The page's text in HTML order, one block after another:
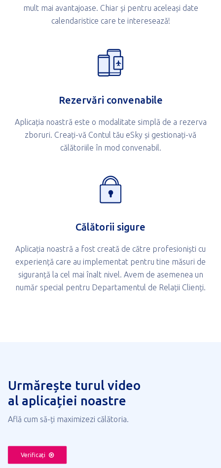
mult mai avantajoase. Chiar și pentru aceleași date
calendaristice care te interesează!
Rezervări convenabile
Aplicația noastră este o modalitate simplă de a rezerva
zboruri. Creați-vă Contul tău eSky și gestionați-vă
călătoriile în mod convenabil.
Călătorii sigure
Aplicația noastră a fost creată de către profesioniști cu
experiență care au implementat pentru tine măsuri de
siguranță la cel mai înalt nivel. Avem de asemenea un
număr special pentru Departamentul de Relații Clienți.
Urmărește turul video
al aplicației noastre
Află cum să-ți maximizezi călătoria.
Verificați